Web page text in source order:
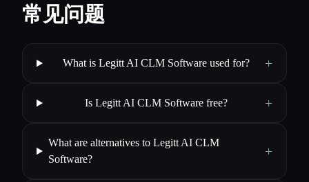
常见问题
What is Legitt AI CLM Software used for? +
Is Legitt AI CLM Software free? +
What are alternatives to Legitt AI CLM
Software?
+